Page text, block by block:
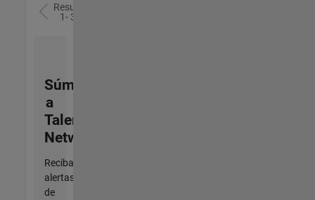
Resultados
1- 3 de
Súmese
a
Talent
Network
Reciba
alertas
de